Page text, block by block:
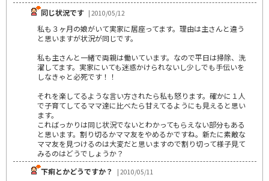
同じ状況です | 2010/05/12
私も３ヶ月の娘がいて実家に居座ってます。理由は主さんと違う
と思いますが状況が同じです。
私も主さんと一緒で両親は働いています。なので平日は掃除、洗
濯してます。実家にいても迷惑かけられないし少しでも手伝いを
しなきゃと必死です！！
それを楽してるような言い方されたら私も怒ります。確かに１人
で子育てしてるママ達に比べたら甘えてるようにも見えると思い
ます。
こればっかりは同じ状況でないとわかってもらえない部分もある
と思います。割り切るかママ友をやめるかですね。新たに素敵な
ママ友を見つけるのは大変だと思いますので割り切って様子見て
みるのはどうでしょうか？
下痢とかどうですか？
| 2010/05/11